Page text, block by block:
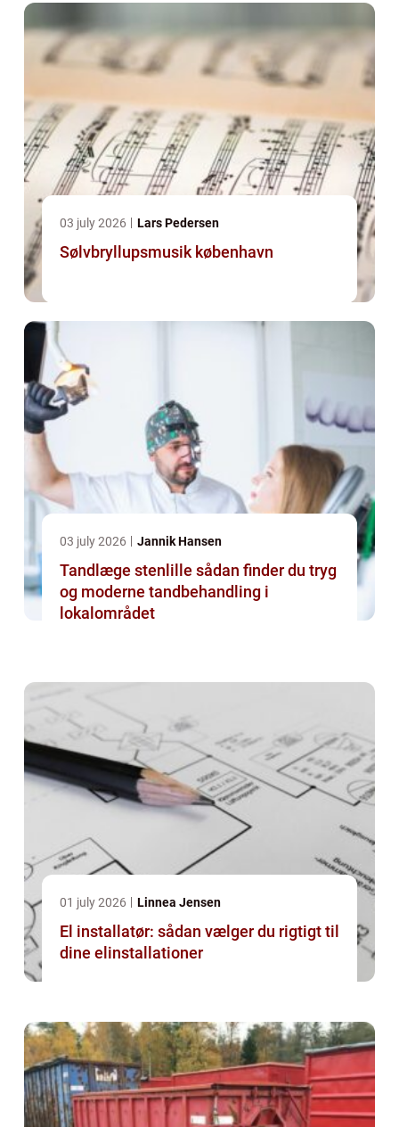
03 july 2026 Lars Pedersen
Sølvbryllupsmusik københavn
03 july 2026 Jannik Hansen
Tandlæge stenlille sådan finder du tryg
og moderne tandbehandling i
lokalområdet
01 july 2026 Linnea Jensen
El installatør: sådan vælger du rigtigt til
dine elinstallationer